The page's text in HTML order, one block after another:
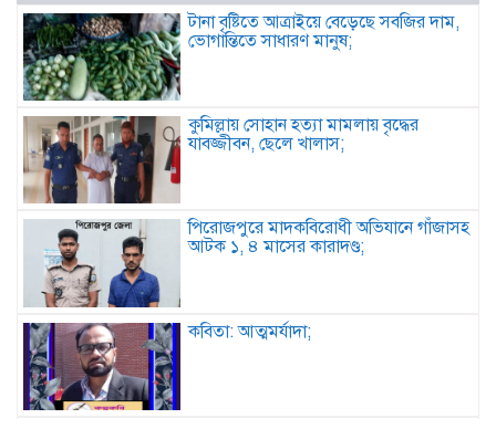
টানা বৃষ্টিতে আত্রাইয়ে বেড়েছে সবজির দাম,
ভোগান্তিতে সাধারণ মানুষ;
কুমিল্লায় সোহান হত্যা মামলায় বৃদ্ধের
যাবজ্জীবন, ছেলে খালাস;
পিরোজপুরে মাদকবিরোধী অভিযানে গাঁজাসহ
আটক ১, ৪ মাসের কারাদণ্ড;
কবিতা: আত্মমর্যাদা;